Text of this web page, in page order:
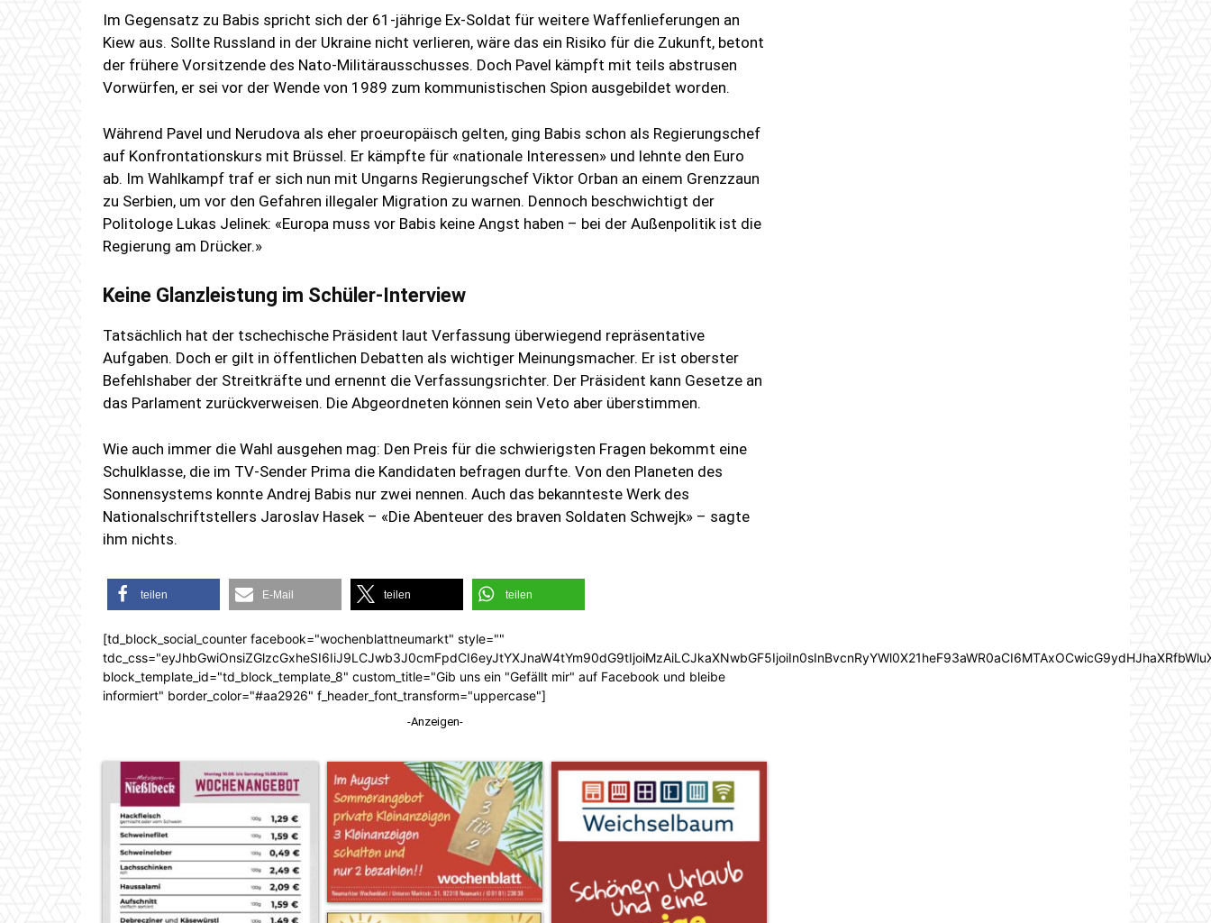
Im Gegensatz zu Babis spricht sich der 61-jährige Ex-Soldat für weitere Waffenlieferungen an
Kiew aus. Sollte Russland in der Ukraine nicht verlieren, wäre das ein Risiko für die Zukunft, betont
der frühere Vorsitzende des Nato-Militärausschusses. Doch Pavel kämpft mit teils abstrusen
Vorwürfen, er sei vor der Wende von 1989 zum kommunistischen Spion ausgebildet worden.
Während Pavel und Nerudova als eher proeuropäisch gelten, ging Babis schon als Regierungschef
auf Konfrontationskurs mit Brüssel. Er kämpfte für «nationale Interessen» und lehnte den Euro
ab. Im Wahlkampf traf er sich nun mit Ungarns Regierungschef Viktor Orban an einem Grenzzaun
zu Serbien, um vor den Gefahren illegaler Migration zu warnen. Dennoch beschwichtigt der
Politologe Lukas Jelinek: «Europa muss vor Babis keine Angst haben – bei der Außenpolitik ist die
Regierung am Drücker.»
Keine Glanzleistung im Schüler-Interview
Tatsächlich hat der tschechische Präsident laut Verfassung überwiegend repräsentative
Aufgaben. Doch er gilt in öffentlichen Debatten als wichtiger Meinungsmacher. Er ist oberster
Befehlshaber der Streitkräfte und ernennt die Verfassungsrichter. Der Präsident kann Gesetze an
das Parlament zurückverweisen. Die Abgeordneten können sein Veto aber überstimmen.
Wie auch immer die Wahl ausgehen mag: Den Preis für die schwierigsten Fragen bekommt eine
Schulklasse, die im TV-Sender Prima die Kandidaten befragen durfte. Von den Planeten des
Sonnensystems konnte Andrej Babis nur zwei nennen. Auch das bekannteste Werk des
Nationalschriftstellers Jaroslav Hasek – «Die Abenteuer des braven Soldaten Schwejk» – sagte
ihm nichts.
teilen E-Mail teilen teilen
[td_block_social_counter facebook="wochenblattneumarkt" style=""
block_template_id="td_block_template_8" custom_title="Gib uns ein "Gefällt mir" auf Facebook und bleibe
informiert" border_color="#aa2926" f_header_font_transform="uppercase"]
-Anzeigen-